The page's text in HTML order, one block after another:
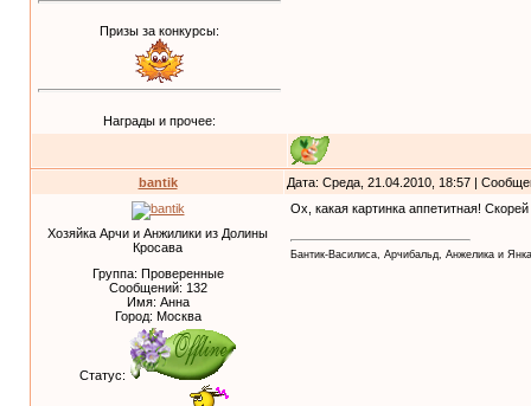
Призы за конкурсы:
Награды и прочее:
bantik Дата: Среда, 21.04.2010, 18:57 |
Хозяйка Арчи и Анжилики из Долины
Кросава
Группа: Проверенные
Сообщений: 132
Имя: Анна
Город: Москва
Статус:
Ох, какая картинка аппетитная!
Бантик-Василиса, Арчибальд, Анжелика и